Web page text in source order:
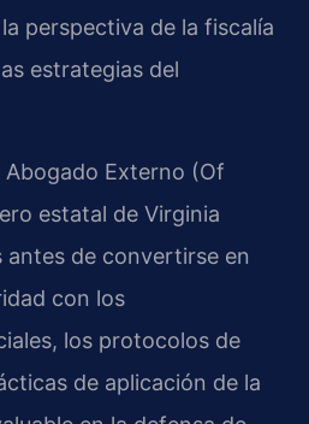
perspectiva de la fiscalía
estrategias del
Externo (Of
estatal de Virginia
antes de convertirse en
con los
los protocolos de
de aplicación de la